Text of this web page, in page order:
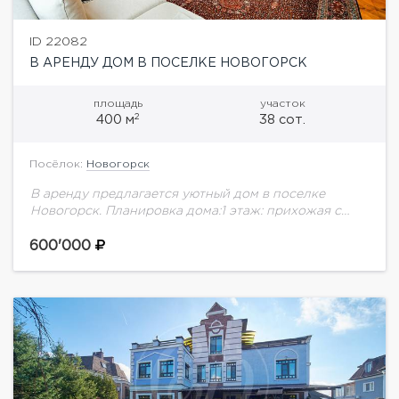
ID 22082
В АРЕНДУ ДОМ В ПОСЕЛКЕ НОВОГОРСК
площадь
400 м2
участок
38 сот.
Посёлок: Новогорск
В аренду предлагается уютный дом в поселке
Новогорск. Планировка дома:1 этаж: прихожая с
(гостиная с камином и выходом на большую
600'000